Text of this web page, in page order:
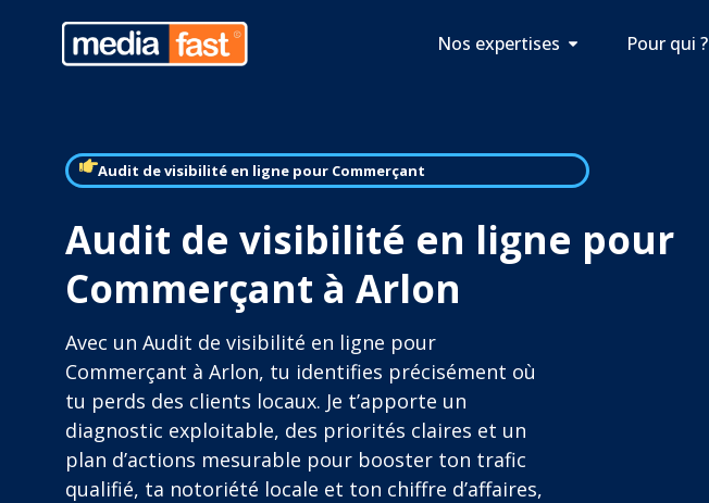
Nos expertises Pour qui ?
Audit de visibilité en ligne pour Commerçant
Audit de visibilité en ligne pour
Commerçant à Arlon
Avec un Audit de visibilité en ligne pour
Commerçant à Arlon, tu identifies précisément où
tu perds des clients locaux. Je t’apporte un
diagnostic exploitable, des priorités claires et un
plan d’actions mesurable pour booster ton trafic
qualifié, ta notoriété locale et ton chiffre d’affaires,